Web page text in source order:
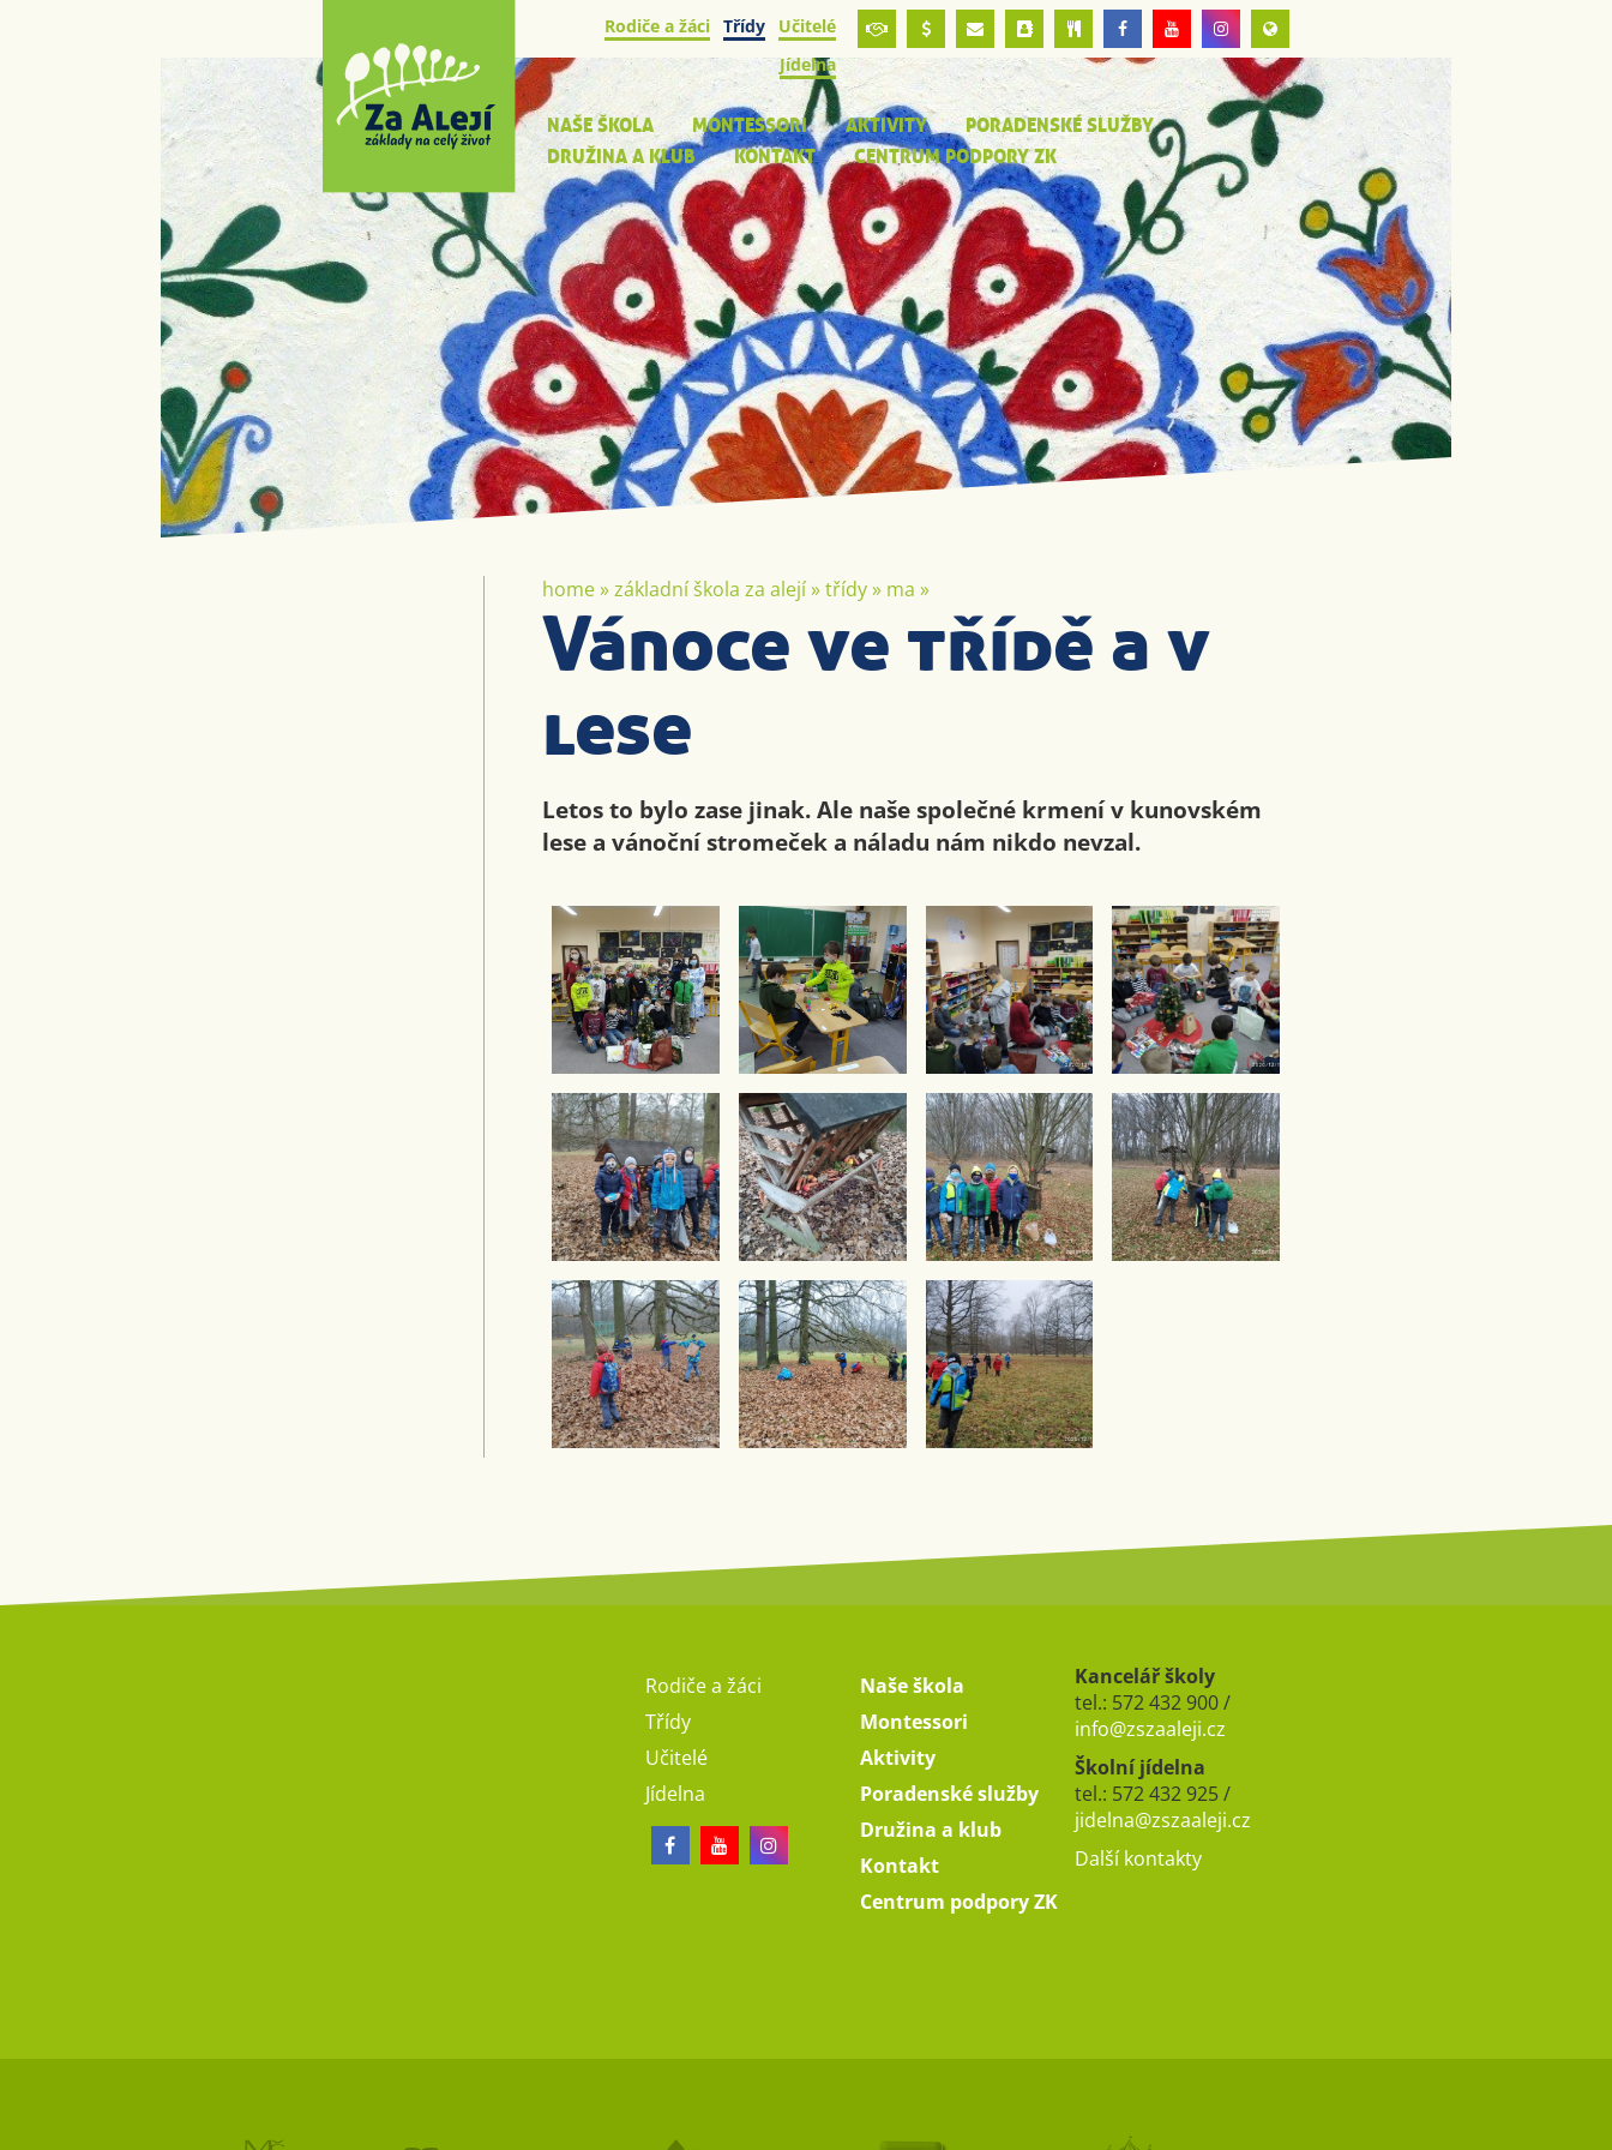
Rodiče a žáci Třídy
Učitelé
Jídelna
NAŠE ŠKOLA MONTESSORI AKTIVITY
PORADENSKÉ SLUŽBY
DRUŽINA A KLUB
KONTAKT CENTRUM PODPORY ZK
home»základní škola za alejí»třídy» ma »
Vánoce ve třídě a v
lese
Letos to bylo zase jinak. Ale naše společné krmení v kunovském
lese a vánoční stromeček a náladu nám nikdo nevzal.
Rodiče a žáci
Třídy
Učitelé
Jídelna
Naše škola
Montessori
Aktivity
Poradenské služby
Družina a klub
Kontakt
Centrum podpory ZK
Kancelář školy
tel.: 572 432 900 /
info@zszaaleji.cz
Školní jídelna
tel.: 572 432 925 /
jidelna@zszaaleji.cz
Další kontakty